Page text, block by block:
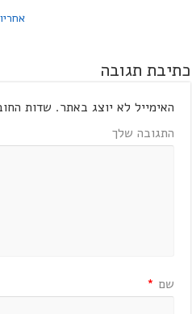
כתיבת תגובה
האימייל לא יוצג באתר. שדות
התגובה שלך
שם *